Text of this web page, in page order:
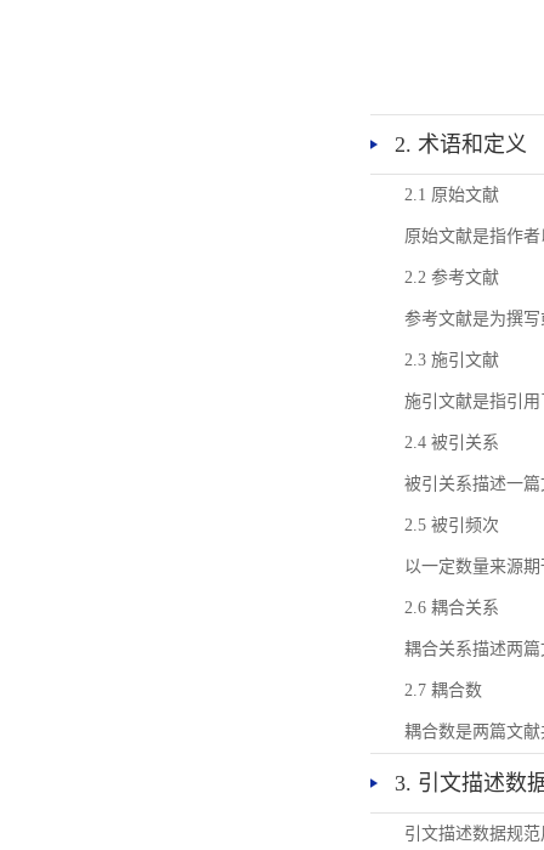
2. 术语和定义
2.1 原始文献
原始文献是指作
2.2 参考文献
参考文献是为撰
2.3 施引文献
施引文献是指引
2.4 被引关系
被引关系描述一
2.5 被引频次
以一定数量来源
2.6 耦合关系
耦合关系描述两
2.7 耦合数
耦合数是两篇文
3. 引文描述数
引文描述数据规